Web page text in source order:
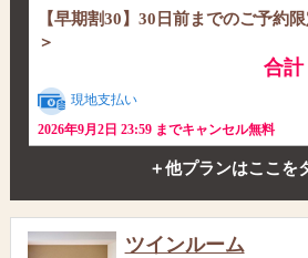
【早期割30】30日前までのご予約
＞
合計
現地支払い
2026年9月2日 23:59 までキャンセル無料
＋他プランはここを
ツインルーム